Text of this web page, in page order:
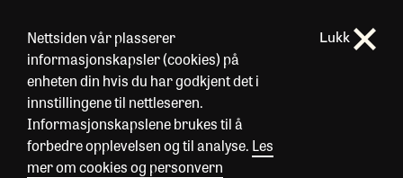
Nettsiden vår plasserer
informasjonskapsler (cookies) på
enheten din hvis du har godkjent det i
innstillingene til nettleseren.
Informasjonskapslene brukes til å
forbedre opplevelsen og til analyse. Les
mer om cookies og personvern
Lukk